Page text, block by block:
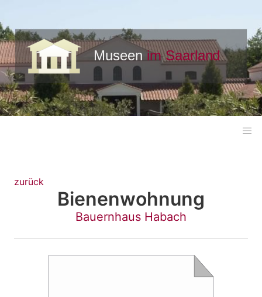
zurück
Bienenwohnung
Bauernhaus Habach